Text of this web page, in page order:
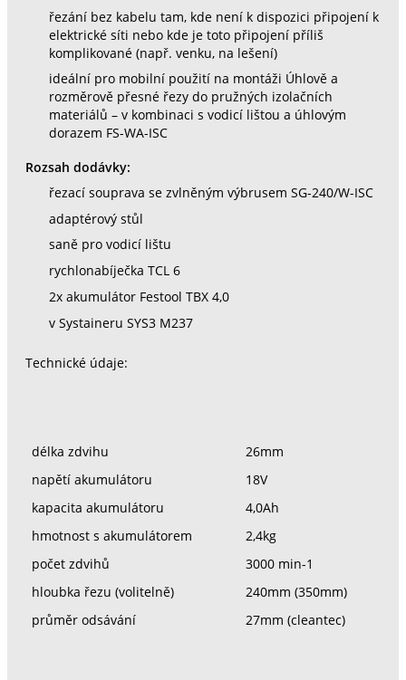
řezání bez kabelu tam, kde není k dispozici připojení k
elektrické síti nebo kde je toto připojení příliš
komplikované (např. venku, na lešení)
ideální pro mobilní použití na montáži Úhlově a
rozměrově přesné řezy do pružných izolačních
materiálů – v kombinaci s vodicí lištou a úhlovým
dorazem FS-WA-ISC
Rozsah dodávky:
řezací souprava se zvlněným výbrusem SG-240/W-ISC
adaptérový stůl
saně pro vodicí lištu
rychlonabíječka TCL 6
2x akumulátor Festool TBX 4,0
v Systaineru SYS3 M237
Technické údaje:
délka zdvihu
26mm
napětí akumulátoru
18V
kapacita akumulátoru
4,0Ah
hmotnost s akumulátorem
2,4kg
počet zdvihů
3000 min-1
hloubka řezu (volitelně)
240mm (350mm)
průměr odsávání
27mm (cleantec)